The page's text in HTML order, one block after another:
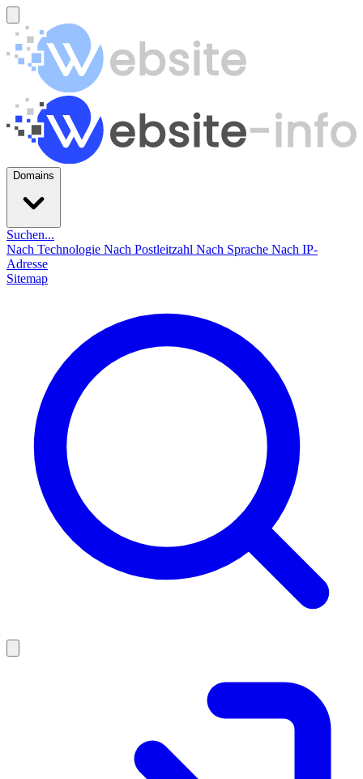
Domains
Suchen...
Nach Technologie Nach Postleitzahl Nach Sprache Nach IP-
Adresse
Sitemap